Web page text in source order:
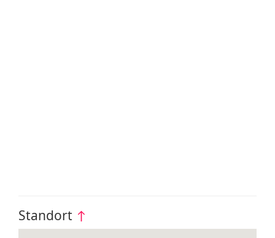
Standort ↑